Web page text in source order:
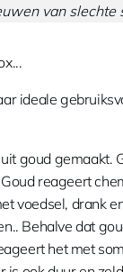
ideale
goud gemaakt.
reageert
voedsel, drank
Behalve dat
het met